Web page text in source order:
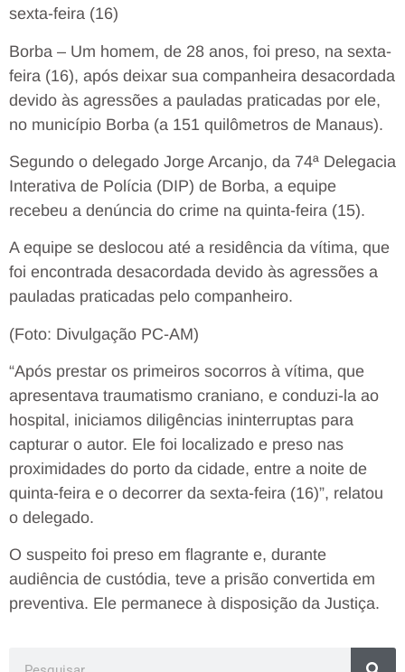
sexta-feira (16)
Borba – Um homem, de 28 anos, foi preso, na sexta-
feira (16), após deixar sua companheira desacordada
devido às agressões a pauladas praticadas por ele,
no município Borba (a 151 quilômetros de Manaus).
Segundo o delegado Jorge Arcanjo, da 74ª Delegacia
Interativa de Polícia (DIP) de Borba, a equipe
recebeu a denúncia do crime na quinta-feira (15).
A equipe se deslocou até a residência da vítima, que
foi encontrada desacordada devido às agressões a
pauladas praticadas pelo companheiro.
(Foto: Divulgação PC-AM)
“Após prestar os primeiros socorros à vítima, que
apresentava traumatismo craniano, e conduzi-la ao
hospital, iniciamos diligências ininterruptas para
capturar o autor. Ele foi localizado e preso nas
proximidades do porto da cidade, entre a noite de
quinta-feira e o decorrer da sexta-feira (16)”, relatou
o delegado.
O suspeito foi preso em flagrante e, durante
audiência de custódia, teve a prisão convertida em
preventiva. Ele permanece à disposição da Justiça.